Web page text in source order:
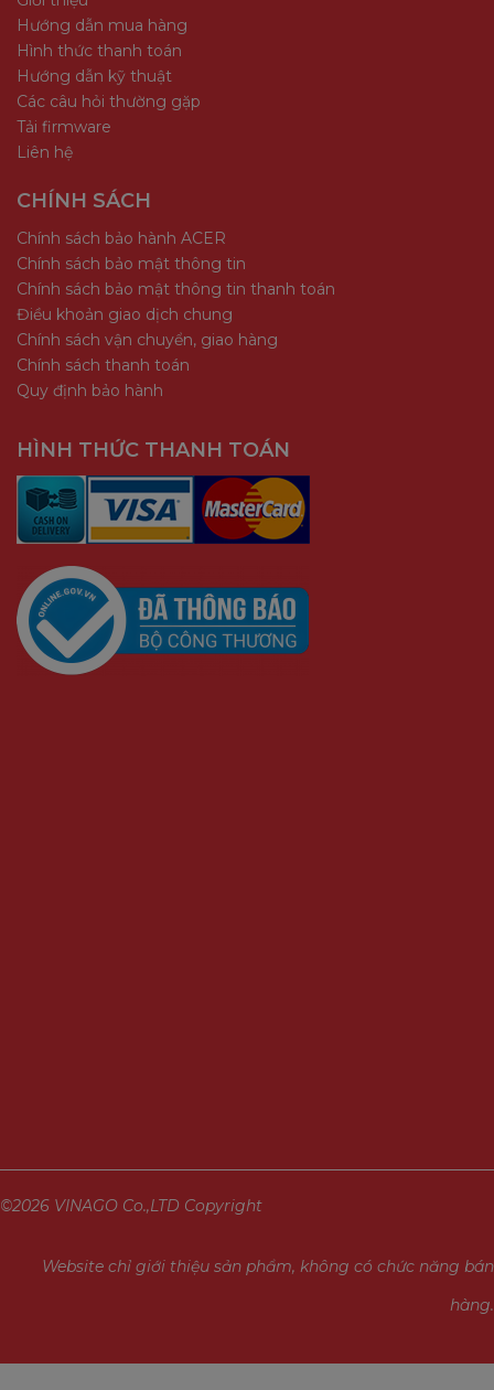
Hướng dẫn mua hàng
Hình thức thanh toán
Hướng dẫn kỹ thuật
Các câu hỏi thường gặp
Tải firmware
Liên hệ
CHÍNH SÁCH
Chính sách bảo hành ACER
Chính sách bảo mật thông tin
Chính sách bảo mật thông tin thanh toán
Điều khoản giao dịch chung
Chính sách vận chuyển, giao hàng
Chính sách thanh toán
Quy định bảo hành
HÌNH THỨC THANH TOÁN
©2026 VINAGO Co.,LTD Copyright
Website chỉ giới thiệu sản phẩm, không có chức năng bán
hàng.